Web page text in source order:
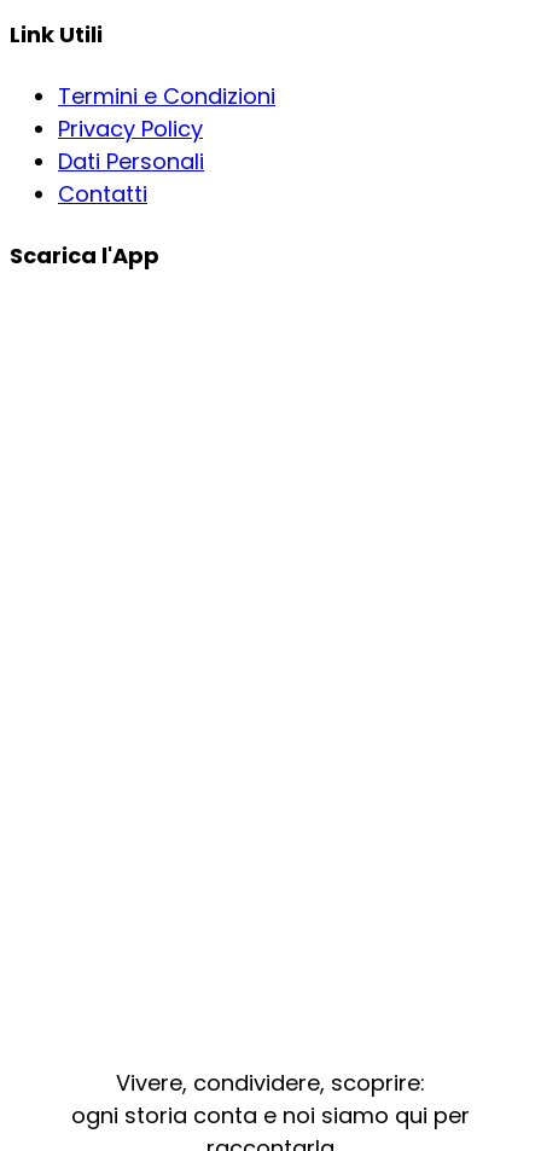
Link Utili
Termini e Condizioni
Privacy Policy
Dati Personali
Contatti
Scarica l'App
Vivere, condividere, scoprire:
ogni storia conta e noi siamo qui per